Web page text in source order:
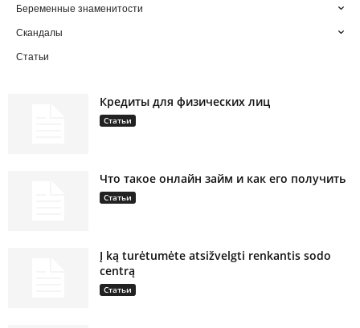
Беременные знаменитости
Скандалы
Статьи
Кредиты для физических лиц
Статьи
Что такое онлайн займ и как его получить
Статьи
Į ką turėtumėte atsižvelgti renkantis sodo
centrą
Статьи